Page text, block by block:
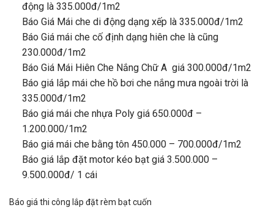
động là 335.000đ/1m2
Báo Giá Mái che di động dạng xếp là 335.000đ/1m2
Báo Giá mái che cố định dạng hiên che là cũng
230.000đ/1m2
Báo Giá Mái Hiên Che Nắng Chữ A giá 300.000đ/1m2
Báo giá lắp mái che hồ bơi che nắng mưa ngoài trời là
335.000đ/1m2
Báo giá mái che nhựa Poly giá 650.000đ –
1.200.000/1m2
Báo giá mái che bằng tôn 450.000 – 700.000đ/1m2
Báo giá lắp đặt motor kéo bạt giá 3.500.000 –
9.500.000đ/ 1 cái
Báo giá thi công lắp đặt rèm bạt cuốn